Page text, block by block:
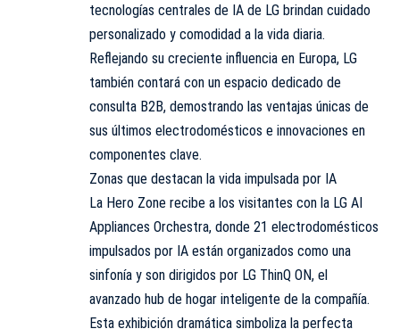
tecnologías centrales de IA de LG brindan cuidado
personalizado y comodidad a la vida diaria.
Reflejando su creciente influencia en Europa, LG
también contará con un espacio dedicado de
consulta B2B, demostrando las ventajas únicas de
sus últimos electrodomésticos e innovaciones en
componentes clave.
Zonas que destacan la vida impulsada por IA
La Hero Zone recibe a los visitantes con la LG AI
Appliances Orchestra, donde 21 electrodomésticos
impulsados por IA están organizados como una
sinfonía y son dirigidos por LG ThinQ ON, el
avanzado hub de hogar inteligente de la compañía.
Esta exhibición dramática simboliza la perfecta